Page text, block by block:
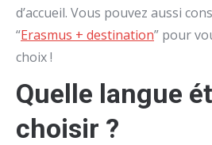
d’accueil. Vous pouvez aussi
“Erasmus + destination” pour
choix !
Quelle langue
choisir ?